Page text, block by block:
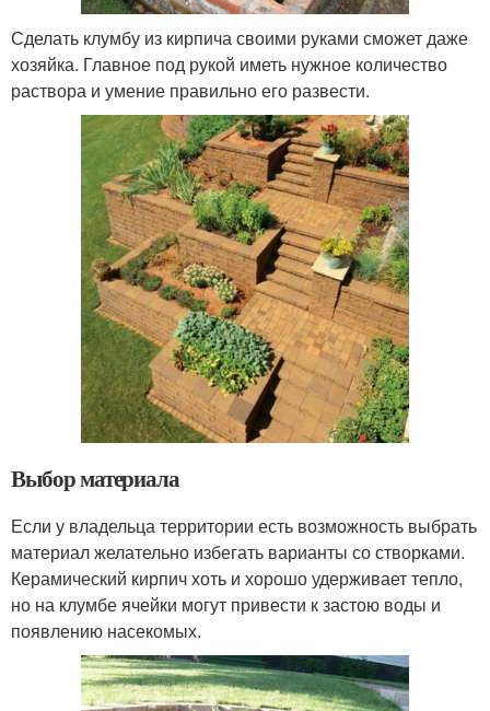
Сделать клумбу из кирпича своими руками сможет даже
хозяйка. Главное под рукой иметь нужное количество
раствора и умение правильно его развести.
Выбор материала
Если у владельца территории есть возможность выбрать
материал желательно избегать варианты со створками.
Керамический кирпич хоть и хорошо удерживает тепло,
но на клумбе ячейки могут привести к застою воды и
появлению насекомых.